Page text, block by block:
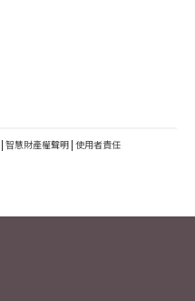
| 智慧財產權聲明 | 使用者責任